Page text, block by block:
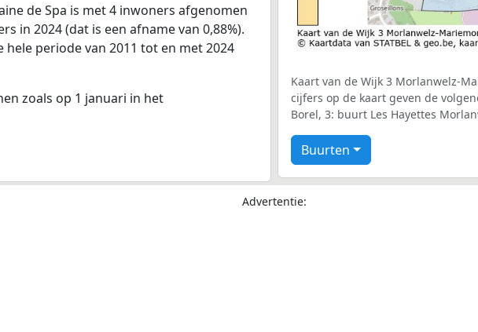
de Spa is met 4 inwoners afgenomen
in 2024 (dat is een afname van 0,88%).
periode van 2011 tot en met 2024
zoals op 1 januari in het
Kaart van de Wijk 3 Morlanwelz-
cijfers op de kaart geven de
Borel, 3: buurt Les Hayettes
Buurten
Advertentie: